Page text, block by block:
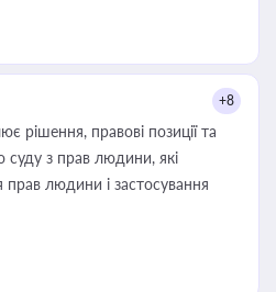
+8
рішення, правові позиції та
суду з прав людини, які
людини і застосування